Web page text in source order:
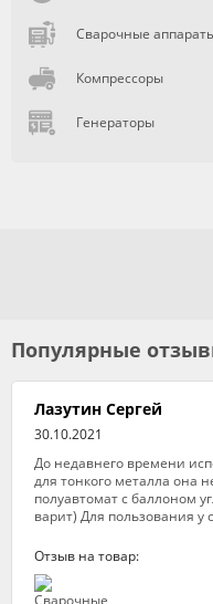
Сварочные
Компрессоры
Генераторы
Популярные
Лазутин Сергей
30.10.2021
До недавнего времени
для тонкого металла она
полуавтомат с баллоном
варит) Для пользования у
Отзыв на товар: